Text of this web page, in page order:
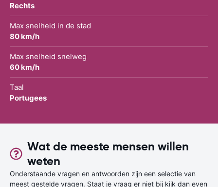
Rechts
Max snelheid in de stad
80 km/h
Max snelheid snelweg
60 km/h
Taal
Portugees
Wat de meeste mensen willen
weten
Onderstaande vragen en antwoorden zijn een selectie van
meest gestelde vragen. Staat je vraag er niet bij kijk dan even